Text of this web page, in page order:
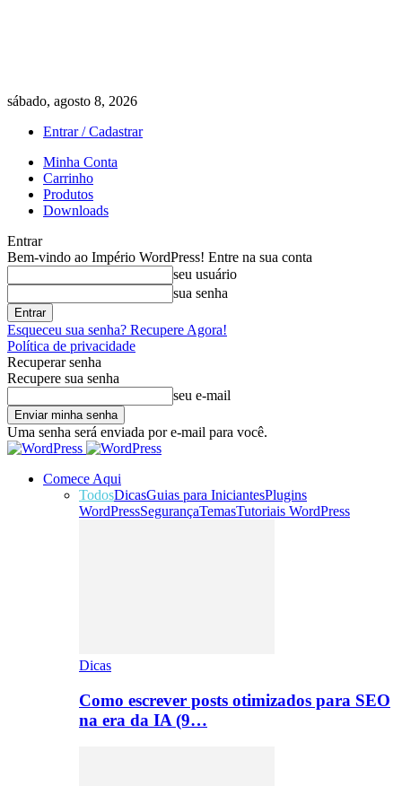
sábado, agosto 8, 2026
Entrar / Cadastrar
Minha Conta
Carrinho
Produtos
Downloads
Entrar
Bem-vindo ao Império WordPress! Entre na sua conta
seu usuário
sua senha
Esqueceu sua senha? Recupere Agora!
Política de privacidade
Recuperar senha
Recupere sua senha
seu e-mail
Uma senha será enviada por e-mail para você.
Comece Aqui
TodosDicasGuias para IniciantesPlugins
WordPressSegurançaTemasTutoriais WordPress
Dicas
Como escrever posts otimizados para SEO
na era da IA (9…